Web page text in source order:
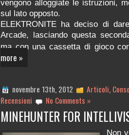
vengono alloggiate le istruzioni,
sul lato opposto.
ELEKTRONITE ha deciso di
Arcade, lasciando questa
ma con una cassetta di gioco
more »
novembre 13th, 2012 Articoli,
Recensioni
No Comments »
MINEHUNTER FOR
Non